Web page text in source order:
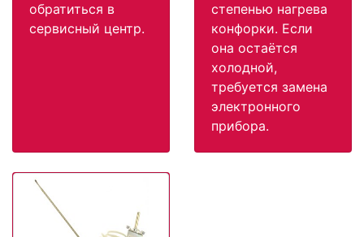
обратиться в
сервисный центр.
степенью нагрева
конфорки. Если
она остаётся
холодной,
требуется замена
электронного
прибора.